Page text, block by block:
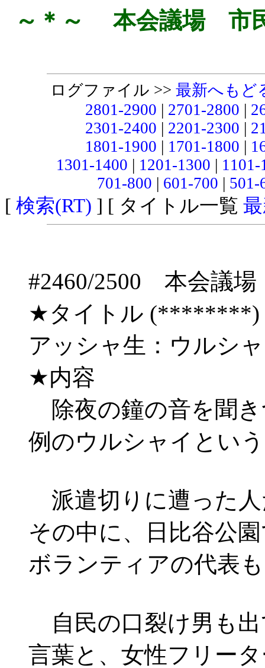
～＊～ 本会議場 市
ログファイル >> 最新へもど
2801-2900 | 2701-2800 |
2301-2400 | 2201-2300 |
1801-1900 | 1701-1800 |
1301-1400 | 1201-1300 |
701-800 | 601-700 |
[ 検索(RT) ] [ タイトル一覧
#2460/2500 本会議
★タイトル (********)
アッシャ生：ウルシ
★内容
除夜の鐘の音を聞き
例のウルシャイとい
派遣切りに遭った
その中に、日比谷公
ボランティアの代表
自民の口裂け男も出
言葉と、女性フリー